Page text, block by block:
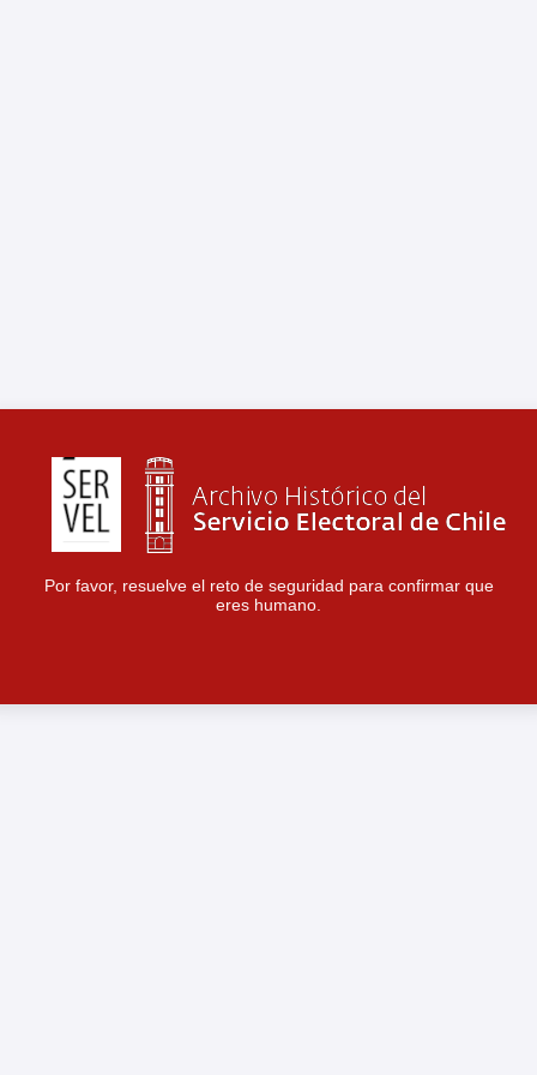
Por favor, resuelve el reto de seguridad para confirmar que
eres humano.